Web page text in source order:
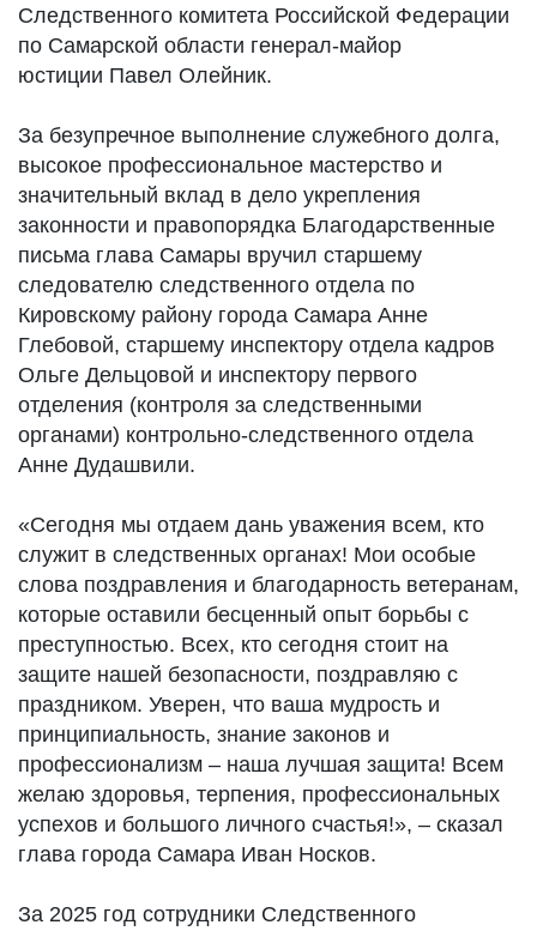
Следственного комитета Российской Федерации
по Самарской области генерал-майор
юстиции Павел Олейник.
За безупречное выполнение служебного долга,
высокое профессиональное мастерство и
значительный вклад в дело укрепления
законности и правопорядка Благодарственные
письма глава Самары вручил старшему
следователю следственного отдела по
Кировскому району города Самара Анне
Глебовой, старшему инспектору отдела кадров
Ольге Дельцовой и инспектору первого
отделения (контроля за следственными
органами) контрольно-следственного отдела
Анне Дудашвили.
«Сегодня мы отдаем дань уважения всем, кто
служит в следственных органах! Мои особые
слова поздравления и благодарность ветеранам,
которые оставили бесценный опыт борьбы с
преступностью. Всех, кто сегодня стоит на
защите нашей безопасности, поздравляю с
праздником. Уверен, что ваша мудрость и
принципиальность, знание законов и
профессионализм – наша лучшая защита! Всем
желаю здоровья, терпения, профессиональных
успехов и большого личного счастья!», – сказал
глава города Самара Иван Носков.
За 2025 год сотрудники Следственного